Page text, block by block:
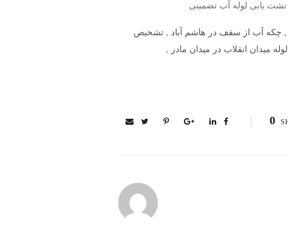
نشت یابی لوله آب تضمینی
, چکه آب از سقف در هاشم آباد ,تشخیص
میدان انقلاب در میدان مادر ,
0